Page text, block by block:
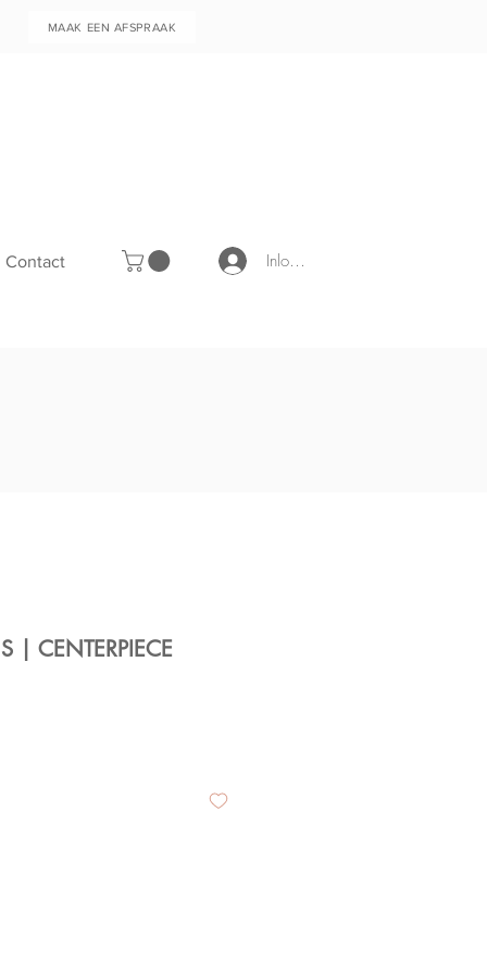
MAAK EEN AFSPRAAK
Contact Inloggen
| CENTERPIECE